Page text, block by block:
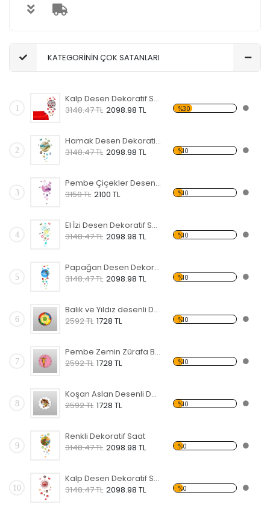
KATEGORİNİN ÇOK SATANLARI
1
Kalp Desen Dekoratif Saat
3148.47 TL 2098.98 TL %30
2
Hamak Desen Dekoratif Saat
3148.47 TL 2098.98 TL %10
3
Pembe Çiçekler Desen Dekoratif Saat
3150 TL 2100 TL %10
4
El İzi Desen Dekoratif Saat
3148.47 TL 2098.98 TL %10
5
Papağan Desen Dekoratif Saat
3148.47 TL 2098.98 TL %10
6
Balık ve Yıldız desenli Dekoratif Duvar Saati
2592 TL 1728 TL %10
7
Pembe Zemin Zürafa Başı Desenli Dekoratif Duvar Saati
2592 TL 1728 TL %10
8
Koşan Aslan Desenli Dekoratif Duvar Saati
2592 TL 1728 TL %10
9
Renkli Dekoratif Saat
3148.47 TL 2098.98 TL %0
10
Kalp Desen Dekoratif Saat
3148.47 TL 2098.98 TL %0